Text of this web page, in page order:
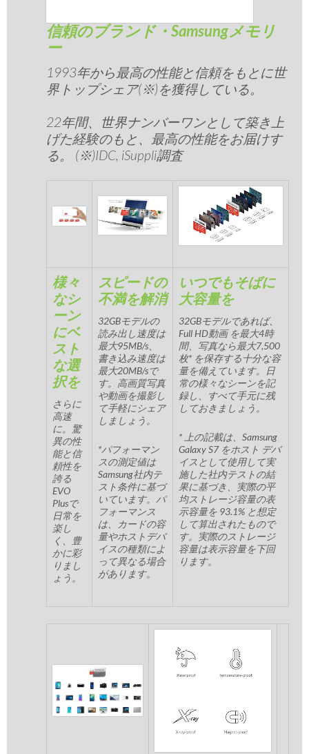
信頼のブランド・Samsungメモリ
ー
1993年から最高の性能と信頼をもとに世
界トップシェア(※)を獲得している。
22年間、世界ナンバーワンとして築き上
げた経験のもと、最高の性能をお届けす
る。 (※)IDC, iSuppli調査
様々
なシ
ーン
にベ
スト
な選
択を
さらに
高速
に。驚
異の性
能と信
頼性を
誇る
EVO
Plusで
日常を
楽し
く、豊
かに彩
りまし
ょう。
スピードの
不満を解消
32GBモデルの
読み出し速度は
最大95MB/s、
書き込み速度は
最大20MB/sで
す。高画質写真
や動画を撮影し
て手軽にシェア
しましょう。
*パフォーマン
スの測定値は
Samsung社内テ
スト条件に基づ
いています。パ
フォーマンス
は、カードの容
量やホストデバ
イスの種類によ
って異なる場合
があります。
いつでもそばに
大容量を
32GBモデルであれば、
Full HD動画 を最大4時
間、写真なら最大7,500
枚* を保存する十分な容
量を備えています。日
常の様々なシーンを記
録し、すべて手元に残
しておきましょう。
* 上の記載は、Samsung
Galaxy S7 をホスト デバ
イスとして使用して実
施した社内テストの結
果に基づき、実際の平
均ストレージ容量の表
示容量を 93.1% と想定
して算出されたもので
す。実際のストレージ
容量は表示容量を下回
ります。